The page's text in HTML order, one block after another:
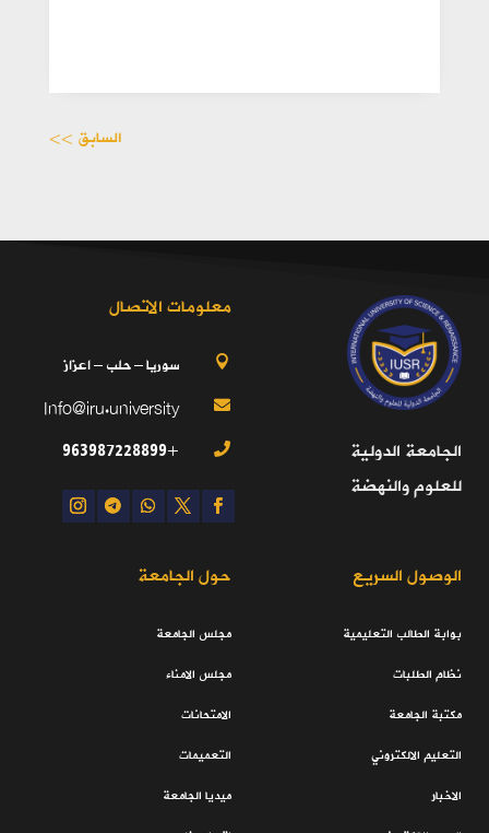
السابق >>
الجامعة الدولية
للعلوم والنهضة
معلومات الاتصال
 سوريا – حلب – اعزاز

Info@iru.university

+963987228899
الوصول السريع
بوابة الطالب التعليمية
نظام الطلبات
مكتبة الجامعة
التعليم الالكتروني
الاخبار
حول الجامعة
مجلس الجامعة
مجلس الامناء
الامتحانات
التعميمات
ميديا الجامعة